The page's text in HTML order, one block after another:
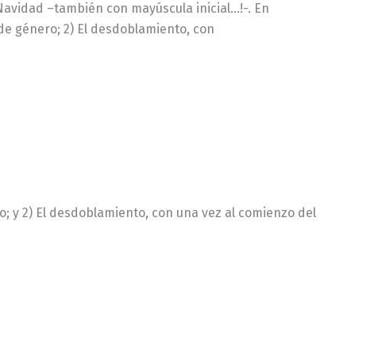
–también con mayúscula inicial…!-. En
género; 2) El desdoblamiento, con
y 2) El desdoblamiento, con una vez al comienzo del